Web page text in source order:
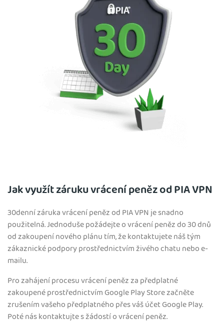
Jak využít záruku vrácení peněz od PIA VPN
30denní záruka vrácení peněz od PIA VPN je snadno
použitelná. Jednoduše požádejte o vrácení peněz do 30 dnů
od zakoupení nového plánu tím, že kontaktujete náš tým
zákaznické podpory prostřednictvím živého chatu nebo e-
mailu.
Pro zahájení procesu vrácení peněz za předplatné
zakoupené prostřednictvím Google Play Store začněte
zrušením vašeho předplatného přes váš účet Google Play.
Poté nás kontaktujte s žádostí o vrácení peněz.